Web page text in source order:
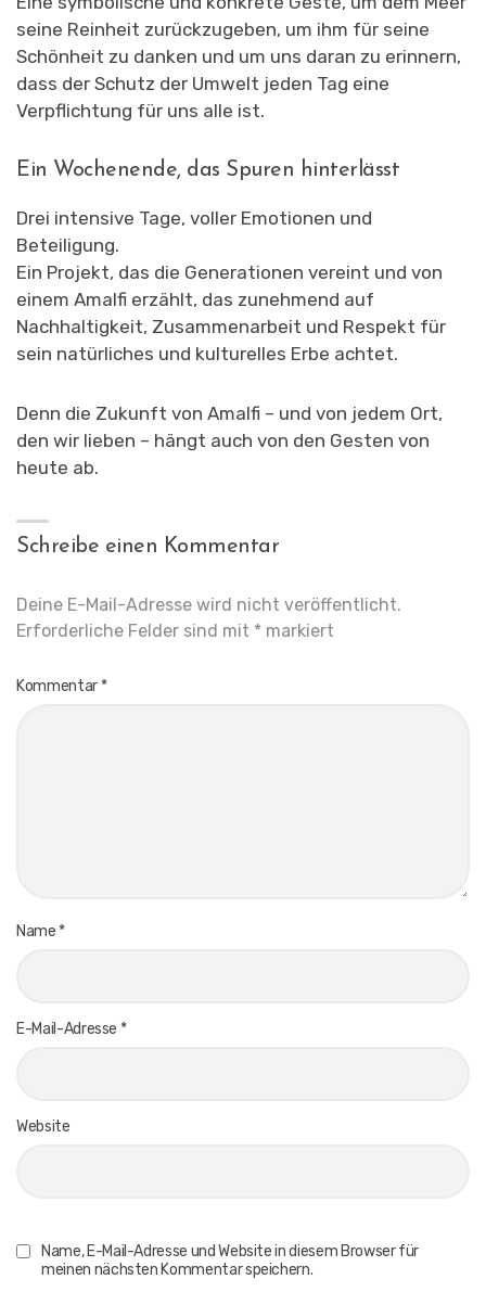
seine Reinheit zurückzugeben, um ihm für seine
Schönheit zu danken und um uns daran zu erinnern,
dass der Schutz der Umwelt jeden Tag eine
Verpflichtung für uns alle ist.
Ein Wochenende, das Spuren hinterlässt
Drei intensive Tage, voller Emotionen und
Beteiligung.
Ein Projekt, das die Generationen vereint und von
einem Amalfi erzählt, das zunehmend auf
Nachhaltigkeit, Zusammenarbeit und Respekt für
sein natürliches und kulturelles Erbe achtet.
Denn die Zukunft von Amalfi – und von jedem Ort,
den wir lieben – hängt auch von den Gesten von
heute ab.
Schreibe einen Kommentar
Deine E-Mail-Adresse wird nicht veröffentlicht.
Erforderliche Felder sind mit * markiert
Kommentar *
Name *
E-Mail-Adresse *
Website
Name, E-Mail-Adresse und Website in diesem Browser für
meinen nächsten Kommentar speichern.